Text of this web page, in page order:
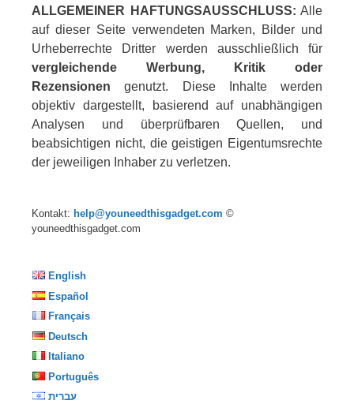
ALLGEMEINER HAFTUNGSAUSSCHLUSS: Alle
auf dieser Seite verwendeten Marken, Bilder und
Urheberrechte Dritter werden ausschließlich für
vergleichende Werbung, Kritik oder
Rezensionen genutzt. Diese Inhalte werden
objektiv dargestellt, basierend auf unabhängigen
Analysen und überprüfbaren Quellen, und
beabsichtigen nicht, die geistigen Eigentumsrechte
der jeweiligen Inhaber zu verletzen.
Kontakt: help@youneedthisgadget.com ©
youneedthisgadget.com
English
Español
Français
Deutsch
Italiano
Português
עברית